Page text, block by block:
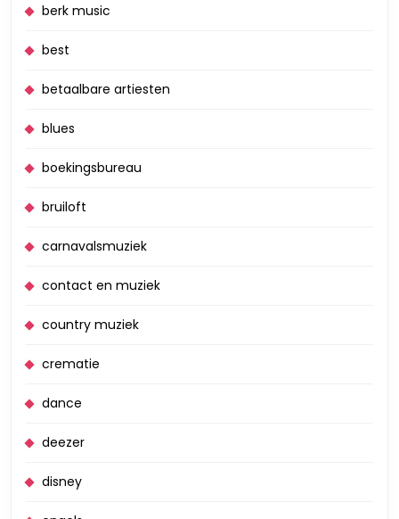
berk music
best
betaalbare artiesten
blues
boekingsbureau
bruiloft
carnavalsmuziek
contact en muziek
country muziek
crematie
dance
deezer
disney